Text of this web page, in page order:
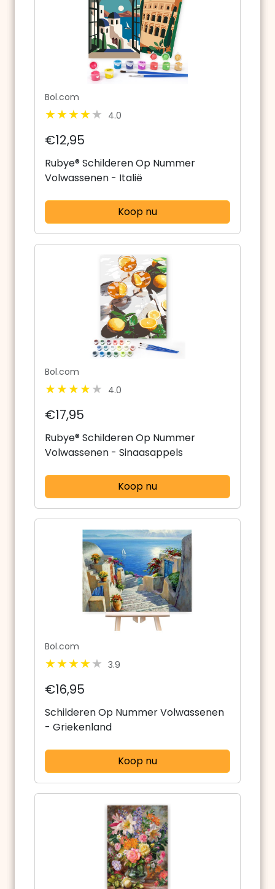
Bol.com
4.0
€12,95
Rubye® Schilderen Op Nummer
Volwassenen - Italië
Koop nu
Bol.com
4.0
€17,95
Rubye® Schilderen Op Nummer
Volwassenen - Sinaasappels
Koop nu
Bol.com
3.9
€16,95
Schilderen Op Nummer Volwassenen
- Griekenland
Koop nu